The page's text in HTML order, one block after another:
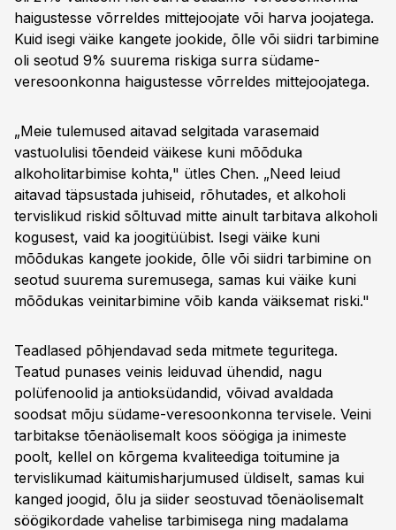
haigustesse võrreldes mittejoojate või harva joojatega.
Kuid isegi väike kangete jookide, õlle või siidri tarbimine
oli seotud 9% suurema riskiga surra südame-
veresoonkonna haigustesse võrreldes mittejoojatega.
„Meie tulemused aitavad selgitada varasemaid
vastuolulisi tõendeid väikese kuni mõõduka
alkoholitarbimise kohta," ütles Chen. „Need leiud
aitavad täpsustada juhiseid, rõhutades, et alkoholi
tervislikud riskid sõltuvad mitte ainult tarbitava alkoholi
kogusest, vaid ka joogitüübist. Isegi väike kuni
mõõdukas kangete jookide, õlle või siidri tarbimine on
seotud suurema suremusega, samas kui väike kuni
mõõdukas veinitarbimine võib kanda väiksemat riski."
Teadlased põhjendavad seda mitmete teguritega.
Teatud punases veinis leiduvad ühendid, nagu
polüfenoolid ja antioksüdandid, võivad avaldada
soodsat mõju südame-veresoonkonna tervisele. Veini
tarbitakse tõenäolisemalt koos söögiga ja inimeste
poolt, kellel on kõrgema kvaliteediga toitumine ja
tervislikumad käitumisharjumused üldiselt, samas kui
kanged joogid, õlu ja siider seostuvad tõenäolisemalt
söögikordade vahelise tarbimisega ning madalama